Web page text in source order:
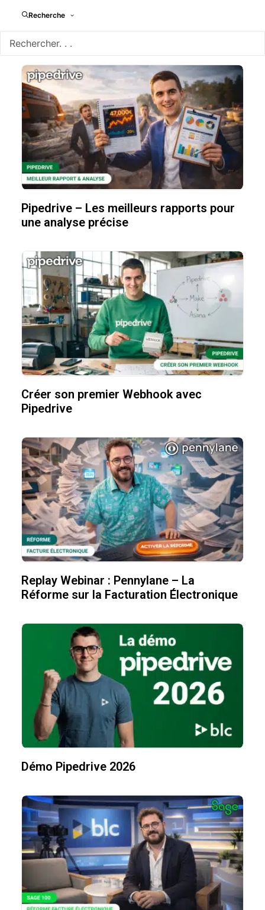
Recherche
Replay Webinar : Pipedrive – Envoyer ses
Pipedrive – Les meilleurs rapports pour
une analyse précise
Créer son premier Webhook avec
Pipedrive
Replay Webinar : Pennylane – La
Réforme sur la Facturation Électronique
Démo Pipedrive 2026